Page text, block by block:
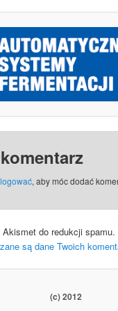
, aby móc dodać
do redukcji spamu.
są dane Twoich
(c) 2012